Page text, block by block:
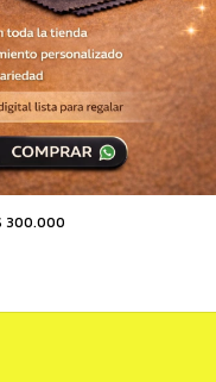
300.000